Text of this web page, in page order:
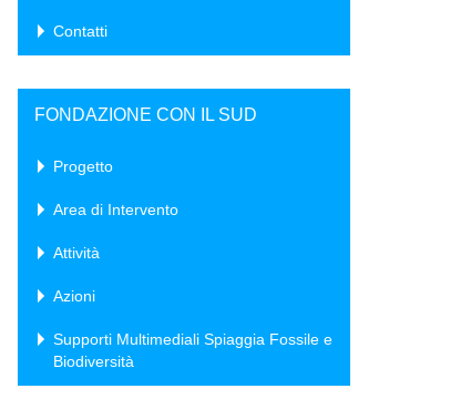
Contatti
FONDAZIONE CON IL SUD
Progetto
Area di Intervento
Attività
Azioni
Supporti Multimediali Spiaggia Fossile e
Biodiversità